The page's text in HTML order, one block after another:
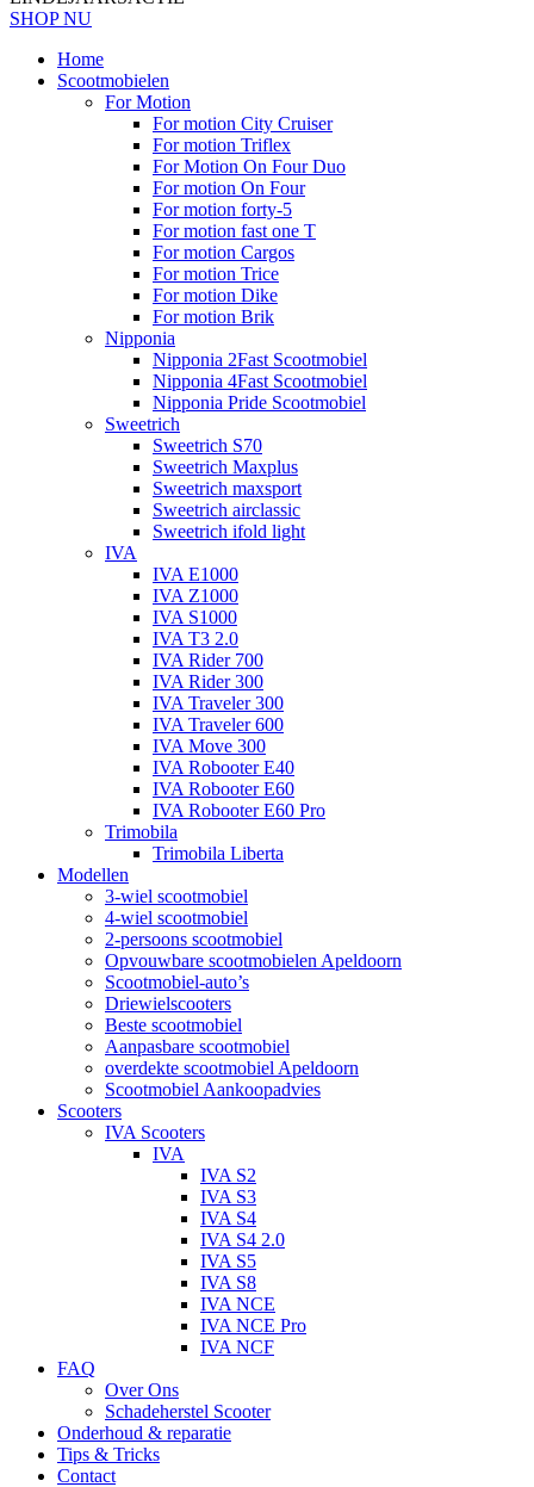
SHOP NU
Home
Scootmobielen
For Motion
For motion City Cruiser
For motion Triflex
For Motion On Four Duo
For motion On Four
For motion forty-5
For motion fast one T
For motion Cargos
For motion Trice
For motion Dike
For motion Brik
Nipponia
Nipponia 2Fast Scootmobiel
Nipponia 4Fast Scootmobiel
Nipponia Pride Scootmobiel
Sweetrich
Sweetrich S70
Sweetrich Maxplus
Sweetrich maxsport
Sweetrich airclassic
Sweetrich ifold light
IVA
IVA E1000
IVA Z1000
IVA S1000
IVA T3 2.0
IVA Rider 700
IVA Rider 300
IVA Traveler 300
IVA Traveler 600
IVA Move 300
IVA Robooter E40
IVA Robooter E60
IVA Robooter E60 Pro
Trimobila
Trimobila Liberta
Modellen
3-wiel scootmobiel
4-wiel scootmobiel
2-persoons scootmobiel
Opvouwbare scootmobielen Apeldoorn
Scootmobiel-auto’s
Driewielscooters
Beste scootmobiel
Aanpasbare scootmobiel
overdekte scootmobiel Apeldoorn
Scootmobiel Aankoopadvies
Scooters
IVA Scooters
IVA
IVA S2
IVA S3
IVA S4
IVA S4 2.0
IVA S5
IVA S8
IVA NCE
IVA NCE Pro
IVA NCF
FAQ
Over Ons
Schadeherstel Scooter
Onderhoud & reparatie
Tips & Tricks
Contact